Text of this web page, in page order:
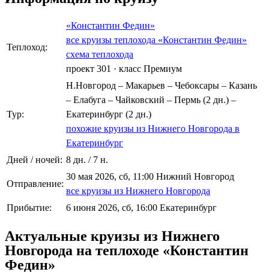
Теплоход:
«Константин Федин»
все круизы теплохода «Константин Федин»
схема теплохода
проект 301 · класс Премиум
Тур:
Н.Новгород – Макарьев – Чебоксары – Казань
– Елабуга – Чайковский – Пермь (2 дн.) –
Екатеринбург (2 дн.)
похожие круизы из Нижнего Новгорода в
Екатеринбург
Дней / ночей: 8 дн. / 7 н.
Отправление:
30 мая 2026, сб, 11:00 Нижний Новгород
все круизы из Нижнего Новгорода
Прибытие:
6 июня 2026, сб, 16:00 Екатеринбург
Актуальные круизы из Нижнего
Новгорода на теплоходе «Константин
Федин»